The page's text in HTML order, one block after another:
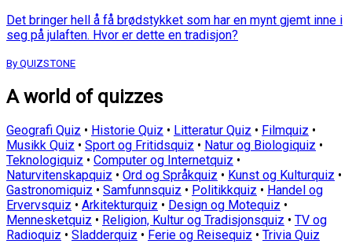
Det bringer hell å få brødstykket som har en mynt gjemt inne i
seg på julaften. Hvor er dette en tradisjon?
By QUIZSTONE
A world of quizzes
Geografi Quiz • Historie Quiz • Litteratur Quiz • Filmquiz •
Musikk Quiz • Sport og Fritidsquiz • Natur og Biologiquiz •
Teknologiquiz • Computer og Internetquiz •
Naturvitenskapquiz • Ord og Språkquiz • Kunst og Kulturquiz •
Gastronomiquiz • Samfunnsquiz • Politikkquiz • Handel og
Ervervsquiz • Arkitekturquiz • Design og Motequiz •
Mennesketquiz • Religion, Kultur og Tradisjonsquiz • TV og
Radioquiz • Sladderquiz • Ferie og Reisequiz • Trivia Quiz